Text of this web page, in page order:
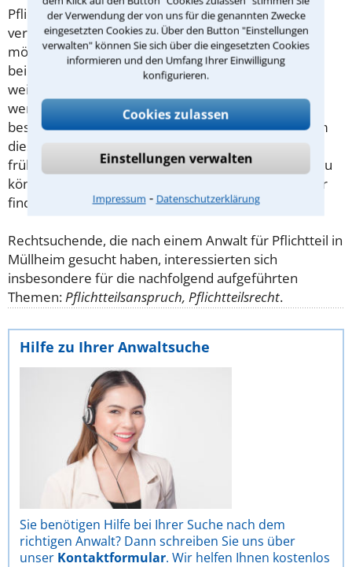
der Verwendung der von uns für die genannten Zwecke
eingesetzten Cookies zu. Über den Button "Einstellungen
verwalten" können Sie sich über die eingesetzten Cookies
informieren und den Umfang Ihrer Einwilligung
konfigurieren.
Cookies zulassen
Einstellungen verwalten
Impressum ⁃ Datenschutzerklärung
Pflichtteilberechtigte regelmäßig nur bei einer
verurteilten Straftat enterbt werden.Viele Erben
möchten wissen, wie hoch ihr Pflichtteil sein wird. In
beiden Fällen kann ein Anwalt fürErbrecht
weiterhelfen. Übrigens wird kein Pflichtteil vererbt,
wenn kein Vermögen mehr vorhanden ist. Dann
besteht das Erbe aus weiter nichts alsSchulden. Um
diese nicht übernehmen zu müssen, sollten Sie sich
frühzeitig darüber informieren, das Erbe ablehnen zu
können. Anwälte für Erbrecht in Müllheim gleich hier
finden.
Rechtsuchende, die nach einem Anwalt für Pflichtteil in
Müllheim gesucht haben, interessierten sich
insbesondere für die nachfolgend aufgeführten
Themen:Pflichtteilsanspruch, Pflichtteilsrecht.
Hilfe zu Ihrer Anwaltsuche
Sie benötigen Hilfe bei Ihrer Suche nach dem
richtigen Anwalt? Dann schreiben Sie uns über
unser Kontaktformular. Wir helfen Ihnen kostenlos